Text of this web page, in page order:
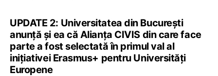
UPDATE 2: Universitatea din București
anunță și ea că Alianța CIVIS din care face
parte a fost selectată în primul val al
inițiativei Erasmus+ pentru Universități
Europene